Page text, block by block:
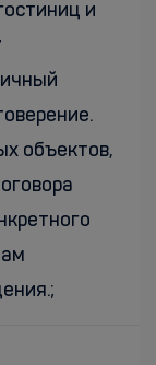
и
объектов,